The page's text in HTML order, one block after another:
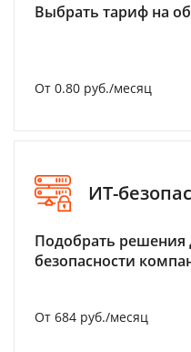
Выбрать тариф на
От 0.80 руб./месяц
ИТ-
Подобрать
безопасности
От 684 руб./месяц